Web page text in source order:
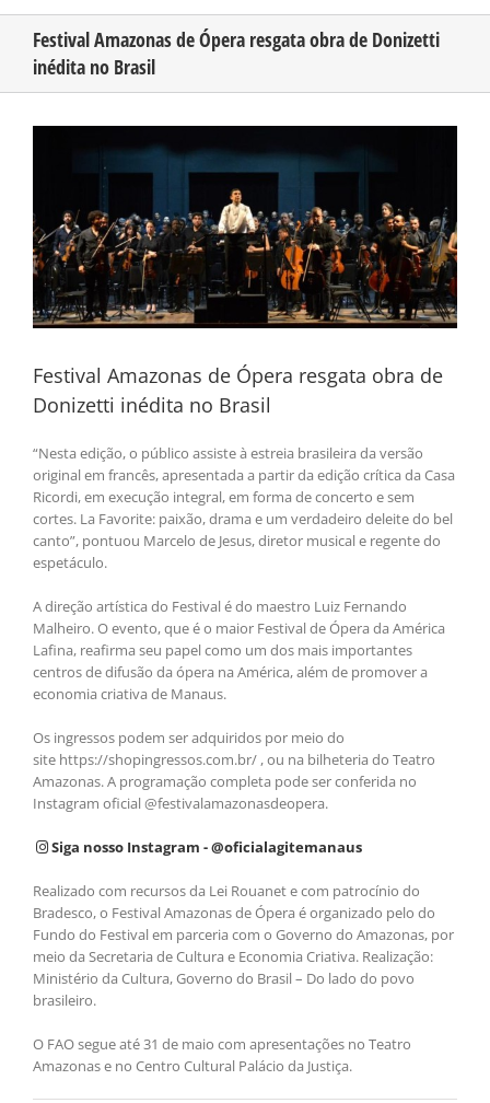
CONHEÇA O AMAZONAS
CONTATO
Festival Amazonas de Ópera resgata obra de Donizetti
inédita no Brasil
Festival Amazonas de Ópera resgata obra de
Donizetti inédita no Brasil
“Nesta edição, o público assiste à estreia brasileira da versão
original em francês, apresentada a partir da edição crítica da Casa
Ricordi, em execução integral, em forma de concerto e sem
cortes. La Favorite: paixão, drama e um verdadeiro deleite do bel
canto”, pontuou Marcelo de Jesus, diretor musical e regente do
espetáculo.
A direção artística do Festival é do maestro Luiz Fernando
Malheiro. O evento, que é o maior Festival de Ópera da América
Lafina, reafirma seu papel como um dos mais importantes
centros de difusão da ópera na América, além de promover a
economia criativa de Manaus.
Os ingressos podem ser adquiridos por meio do
site https://shopingressos.com.br/ , ou na bilheteria do Teatro
Amazonas. A programação completa pode ser conferida no
Instagram oficial @festivalamazonasdeopera.
Siga nosso Instagram - @oficialagitemanaus
Realizado com recursos da Lei Rouanet e com patrocínio do
Bradesco, o Festival Amazonas de Ópera é organizado pelo do
Fundo do Festival em parceria com o Governo do Amazonas, por
meio da Secretaria de Cultura e Economia Criativa. Realização:
Ministério da Cultura, Governo do Brasil – Do lado do povo
brasileiro.
O FAO segue até 31 de maio com apresentações no Teatro
Amazonas e no Centro Cultural Palácio da Justiça.